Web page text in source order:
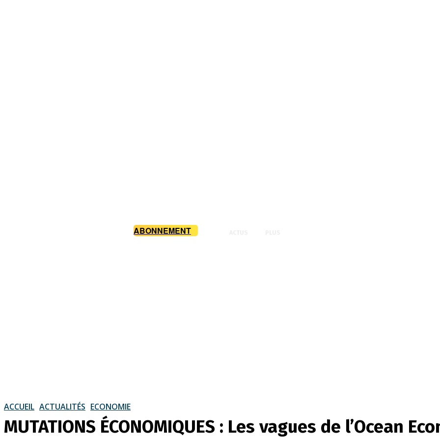
ABONNEMENT
ACCUEIL ACTUALITÉS ECONOMIE
MUTATIONS ÉCONOMIQUES : Les vagues de l’Ocean